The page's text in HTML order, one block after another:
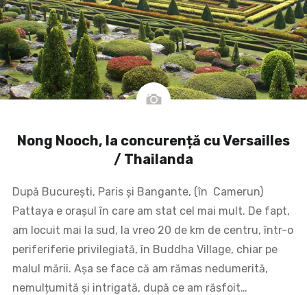
Nong Nooch, la concurență cu Versailles
/ Thailanda
După București, Paris și Bangante, (în Camerun)
Pattaya e orașul în care am stat cel mai mult. De fapt,
am locuit mai la sud, la vreo 20 de km de centru, într-o
periferiferie privilegiată, în Buddha Village, chiar pe
malul mării. Așa se face că am rămas nedumerită,
nemulțumită și intrigată, după ce am răsfoit…